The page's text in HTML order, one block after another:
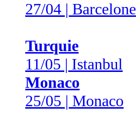
27/04 | Barcelone
Turquie
11/05 | Istanbul
Monaco
25/05 | Monaco